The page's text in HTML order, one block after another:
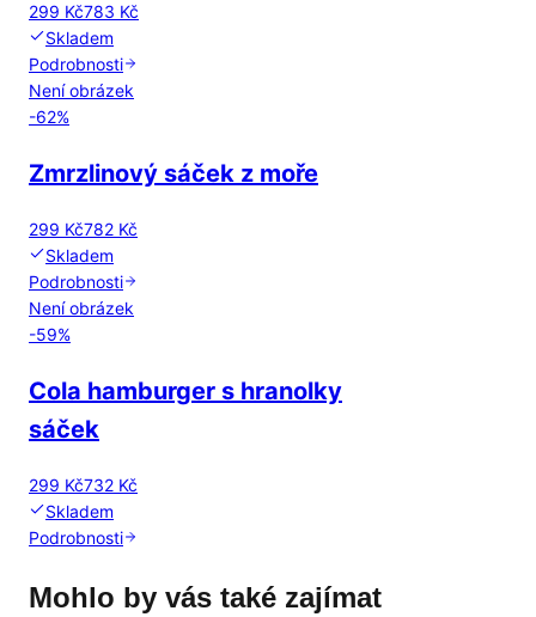
299 Kč783 Kč
Skladem
Podrobnosti
Není obrázek
-62%
Zmrzlinový sáček z moře
299 Kč782 Kč
Skladem
Podrobnosti
Není obrázek
-59%
Cola hamburger s hranolky
sáček
299 Kč732 Kč
Skladem
Podrobnosti
Mohlo by vás také zajímat